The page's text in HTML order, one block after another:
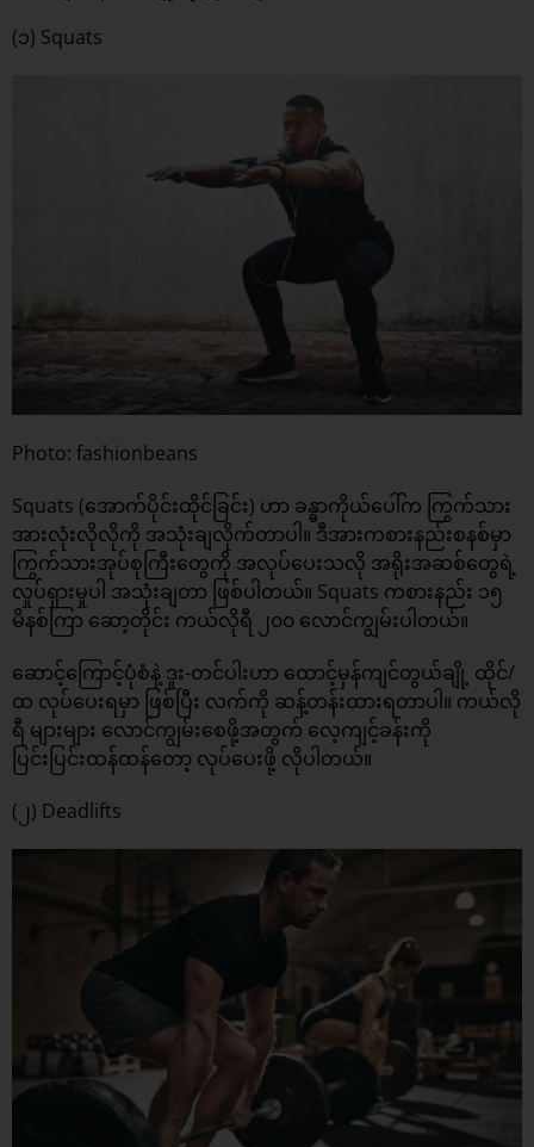
(၁) Squats
Photo: fashionbeans
Squats (အောက်ပိုင်းထိုင်ခြင်း) ဟာ ခန္ဓာကိုယ်ပေါ်က ကြွက်သား
အားလုံးလိုလိုကို အသုံးချလိုက်တာပါ။ ဒီအားကစားနည်းစနစ်မှာ
ကြွက်သားအုပ်စုကြီးတွေကို အလုပ်ပေးသလို အရိုးအဆစ်တွေရဲ့
လှုပ်ရှားမှုပါ အသုံးချတာ ဖြစ်ပါတယ်။ Squats ကစားနည်း ၁၅
မိနစ်ကြာ ဆော့တိုင်း ကယ်လိုရီ ၂၀၀ လောင်ကျွမ်းပါတယ်။
ဆောင့်ကြောင့်ပုံစံနဲ့ ဒူး-တင်ပါးဟာ ထောင့်မှန်ကျင်တွယ်ချို့ ထိုင်/
ထ လုပ်ပေးရမှာ ဖြစ်ပြီး လက်ကို ဆန့်တန်းထားရတာပါ။ ကယ်လို
ရီ များများ လောင်ကျွမ်းစေဖို့အတွက် လေ့ကျင့်ခန်းကို
ပြင်းပြင်းထန်ထန်တော့ လုပ်ပေးဖို့ လိုပါတယ်။
(၂) Deadlifts